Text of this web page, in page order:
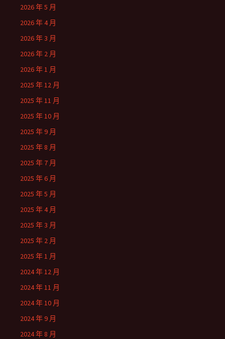
2026 年 5 月
2026 年 4 月
2026 年 3 月
2026 年 2 月
2026 年 1 月
2025 年 12 月
2025 年 11 月
2025 年 10 月
2025 年 9 月
2025 年 8 月
2025 年 7 月
2025 年 6 月
2025 年 5 月
2025 年 4 月
2025 年 3 月
2025 年 2 月
2025 年 1 月
2024 年 12 月
2024 年 11 月
2024 年 10 月
2024 年 9 月
2024 年 8 月